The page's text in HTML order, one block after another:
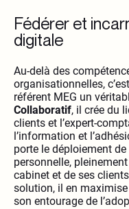
Fédérer et
digitale
Au-delà des
organisationnelles,
référent MEG un
Collaboratif, il crée du
clients et l’expert-
l’information et
porte le déploiement
personnelle,
cabinet et de ses
solution, il en
son entourage de